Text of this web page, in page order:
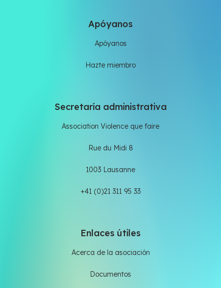
Apóyanos
Apóyanos
Hazte miembro
Secretaría administrativa
Association Violence que faire
Rue du Midi 8
1003 Lausanne
+41 (0)21 311 95 33
Enlaces útiles
Acerca de la asociación
Documentos